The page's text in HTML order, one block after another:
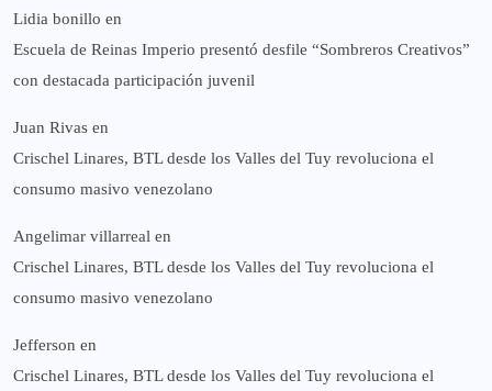
Lidia bonillo en
Escuela de Reinas Imperio presentó desfile “Sombreros Creativos”
con destacada participación juvenil
Juan Rivas en
Crischel Linares, BTL desde los Valles del Tuy revoluciona el
consumo masivo venezolano
Angelimar villarreal en
Crischel Linares, BTL desde los Valles del Tuy revoluciona el
consumo masivo venezolano
Jefferson en
Crischel Linares, BTL desde los Valles del Tuy revoluciona el